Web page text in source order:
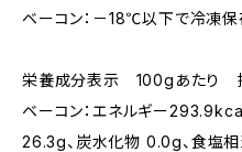
ベーコン：－18℃以下で冷凍保
栄養成分表示 100gあたり
ベーコン：エネルギー
26.3g、炭水化物 0.0g、食塩